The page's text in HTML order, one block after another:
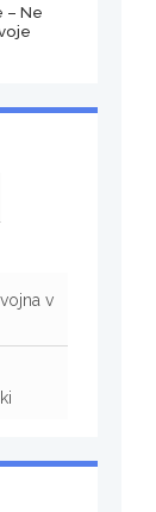
– Ne
v